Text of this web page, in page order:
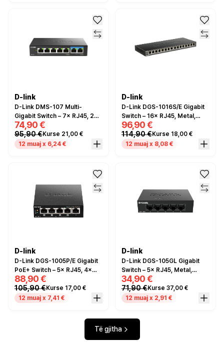
D-link
D-Link DMS-107 Multi-
Gigabit Switch – 7× RJ45, 2×
2.5G, 5× Gigabit
74,90 €
95,90 €Kurse 21,00 €
12 muaj x 6,24 €
D-link
D-Link DGS-1016S/E Gigabit
Switch – 16× RJ45, Metal,
Fanless
96,90 €
114,90 €Kurse 18,00 €
12 muaj x 8,08 €
D-link
D-Link DGS-1005P/E Gigabit
PoE+ Switch – 5× RJ45, 4×
PoE+, 60W
88,90 €
105,90 €Kurse 17,00 €
12 muaj x 7,41 €
D-link
D-Link DGS-105GL Gigabit
Switch – 5× RJ45, Metal,
Fanless
34,90 €
71,90 €Kurse 37,00 €
12 muaj x 2,91 €
Të gjitha